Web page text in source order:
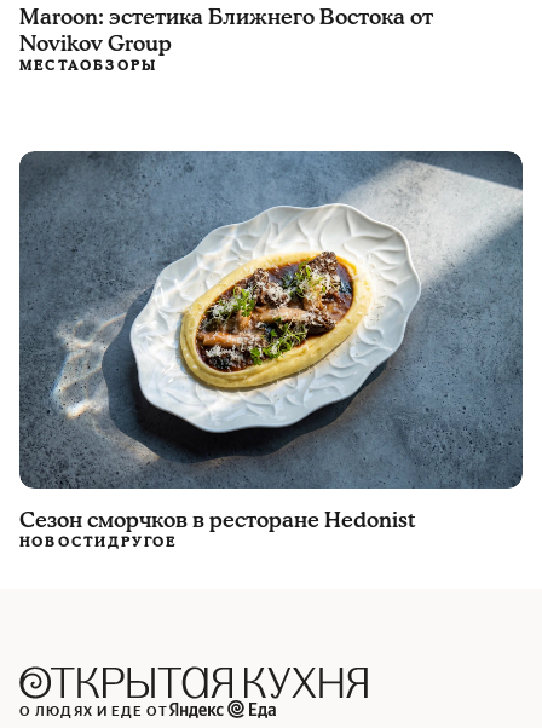
Maroon: эстетика Ближнего Востока от
Novikov Group
МЕСТАОБЗОРЫ
Сезон сморчков в ресторане Hedonist
НОВОСТИДРУГОЕ
О ЛЮДЯХ И ЕДЕ ОТ